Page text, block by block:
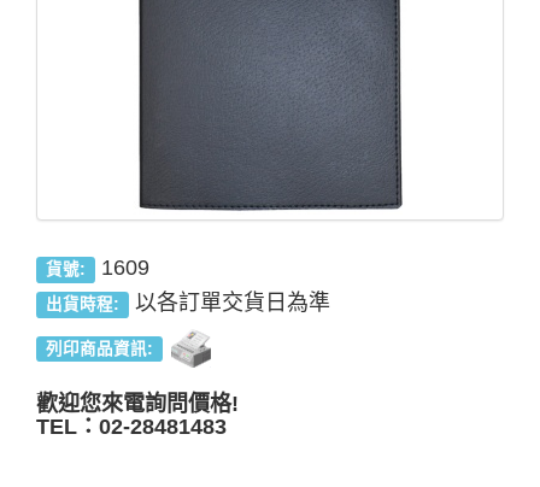
貨號: 1609
出貨時程: 以各訂單交貨日為準
列印商品資訊:
歡迎您來電詢問價格!
TEL：02-28481483